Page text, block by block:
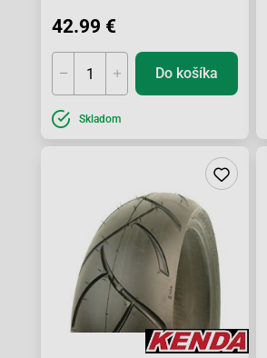
42.99 €
Do košíka
Skladom